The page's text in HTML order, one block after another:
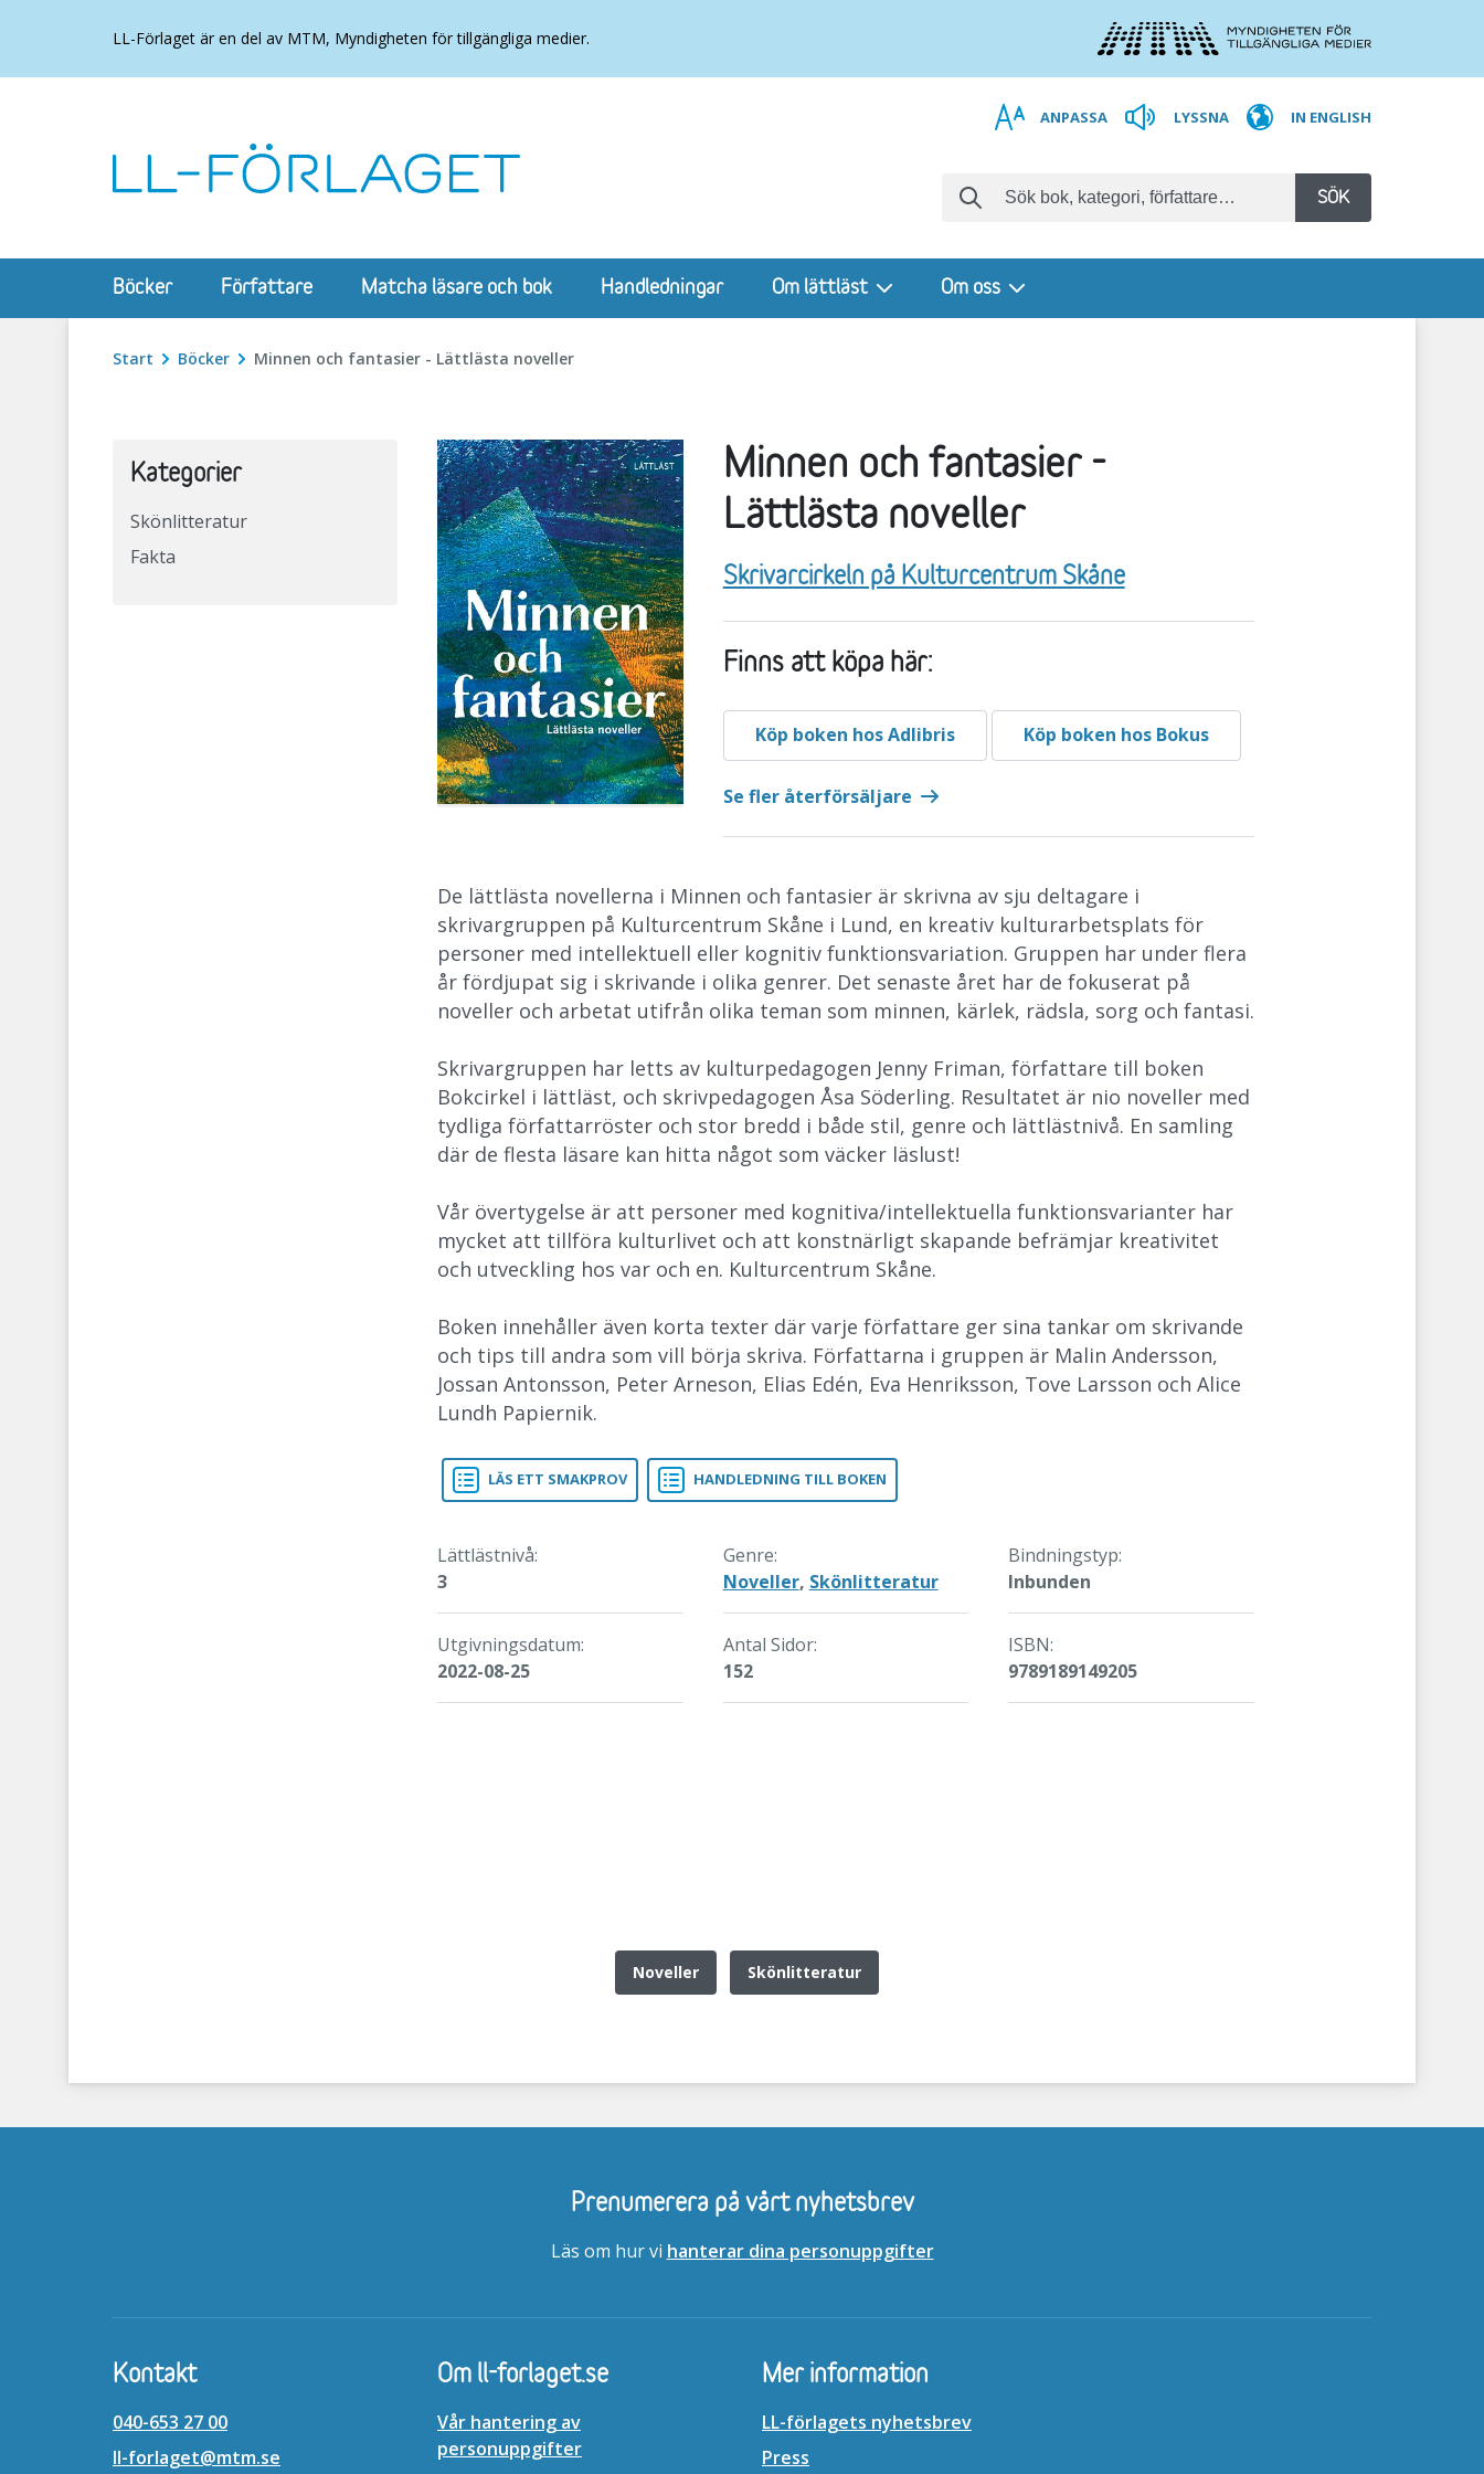
LL-Förlaget är en del av MTM, Myndigheten för tillgängliga medier.
ANPASSA LYSSNA IN ENGLISH
SÖK
Böcker Författare Matcha läsare och bok Handledningar Om lättläst Om oss
Start Böcker Minnen och fantasier - Lättlästa noveller
Kategorier
Skönlitteratur
Fakta
Minnen och fantasier -
Lättlästa noveller
Författare:
Skrivarcirkeln på Kulturcentrum Skåne
Finns att köpa här:
Köp boken hos Adlibris Köp boken hos Bokus
Se fler återförsäljare
De lättlästa novellerna i Minnen och fantasier är skrivna av sju deltagare i
skrivargruppen på Kulturcentrum Skåne i Lund, en kreativ kulturarbetsplats för
personer med intellektuell eller kognitiv funktionsvariation. Gruppen har under flera
år fördjupat sig i skrivande i olika genrer. Det senaste året har de fokuserat på
noveller och arbetat utifrån olika teman som minnen, kärlek, rädsla, sorg och fantasi.
Skrivargruppen har letts av kulturpedagogen Jenny Friman, författare till boken
Bokcirkel i lättläst, och skrivpedagogen Åsa Söderling. Resultatet är nio noveller med
tydliga författarröster och stor bredd i både stil, genre och lättlästnivå. En samling
där de flesta läsare kan hitta något som väcker läslust!
Vår övertygelse är att personer med kognitiva/intellektuella funktionsvarianter har
mycket att tillföra kulturlivet och att konstnärligt skapande befrämjar kreativitet
och utveckling hos var och en. Kulturcentrum Skåne.
Boken innehåller även korta texter där varje författare ger sina tankar om skrivande
och tips till andra som vill börja skriva. Författarna i gruppen är Malin Andersson,
Jossan Antonsson, Peter Arneson, Elias Edén, Eva Henriksson, Tove Larsson och Alice
Lundh Papiernik.
LÄS ETT SMAKPROV
MINNEN OCH FANTASIER - LÄTTLÄSTA NOVELLER
HANDLEDNING TILL BOKEN
MINNEN OCH FANTASIER - LÄTTLÄSTA NOVELLER
Lättlästnivå:
3
Genre:
Noveller, Skönlitteratur
Bindningstyp:
Inbunden
Utgivningsdatum:
2022-08-25
Antal Sidor:
152
ISBN:
9789189149205
Noveller Skönlitteratur
Prenumerera på vårt nyhetsbrev
Läs om hur vi hanterar dina personuppgifter
Kontakt
040-653 27 00
ll-forlaget@mtm.se
Om ll-forlaget.se
Vår hantering av
personuppgifter
Mer information
LL-förlagets nyhetsbrev
Press